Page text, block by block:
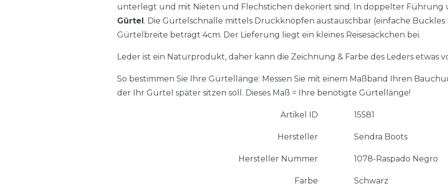
unterlegt und mit Nieten und Flechstichen dekoriert sind. In doppelter Führung
Gürtel. Die Gürtelschnalle mittels Druckknöpfen austauschbar (einfache Buckles
Gürtelbreite beträgt 4cm. Der Lieferung liegt ein kleines Reisesäckchen bei.
Leder ist ein Naturprodukt, daher kann die Zeichnung & Farbe des Leders etwas
So bestimmen Sie Ihre Gürtellänge: Messen Sie mit einem Maßband Ihren
der Ihr Gürtel später sitzen soll. Dieses Maß = Ihre benötigte Gürtellänge!
Artikel ID
Hersteller
Hersteller Nummer
Farbe
15581
Sendra Boots
1078-Raspado Negro
Schwarz